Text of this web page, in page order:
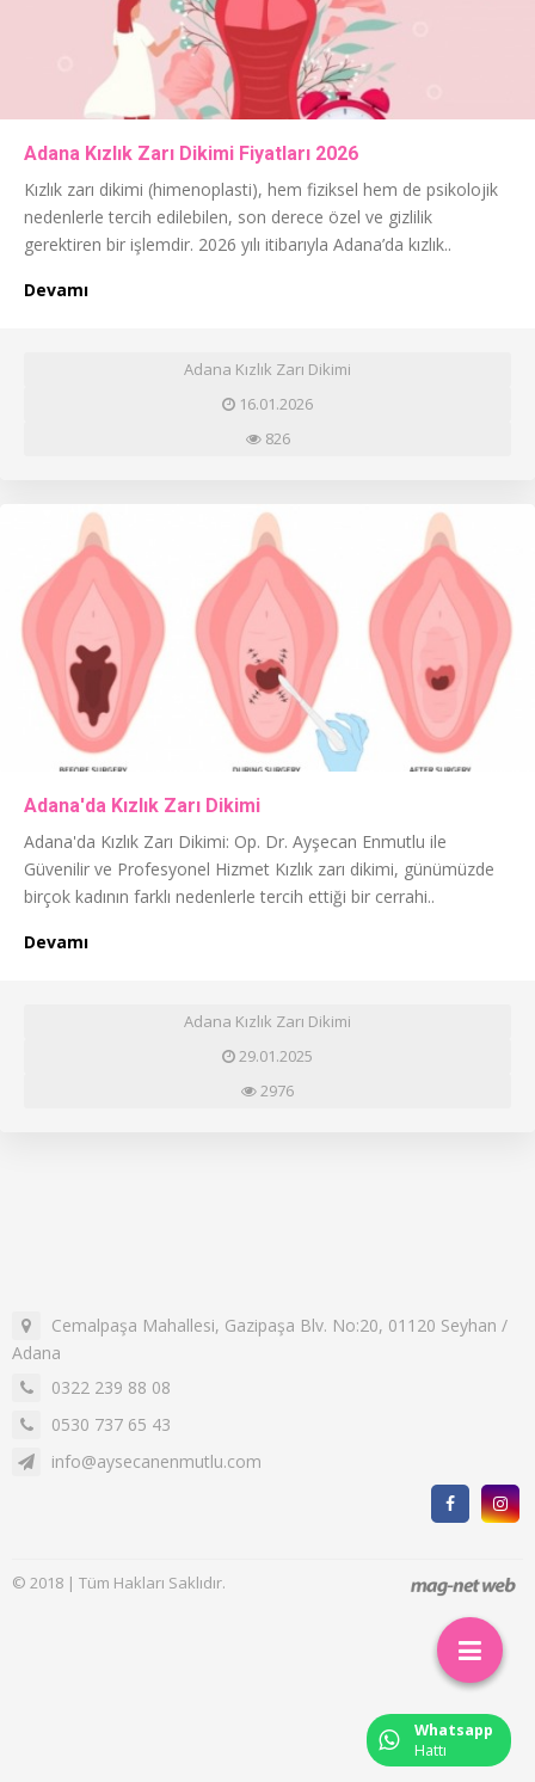
Adana Kızlık Zarı Dikimi Fiyatları 2026
Kızlık zarı dikimi (himenoplasti), hem fiziksel hem de psikolojik
nedenlerle tercih edilebilen, son derece özel ve gizlilik
gerektiren bir işlemdir. 2026 yılı itibarıyla Adana’da kızlık..
Devamı
Adana Kızlık Zarı Dikimi
16.01.2026
826
Adana'da Kızlık Zarı Dikimi
Adana'da Kızlık Zarı Dikimi: Op. Dr. Ayşecan Enmutlu ile
Güvenilir ve Profesyonel Hizmet Kızlık zarı dikimi, günümüzde
birçok kadının farklı nedenlerle tercih ettiği bir cerrahi..
Devamı
Adana Kızlık Zarı Dikimi
29.01.2025
2976
Cemalpaşa Mahallesi, Gazipaşa Blv. No:20, 01120 Seyhan /
Adana
0322 239 88 08
0530 737 65 43
info@aysecanenmutlu.com
© 2018 | Tüm Hakları Saklıdır.
Whatsapp
Hattı